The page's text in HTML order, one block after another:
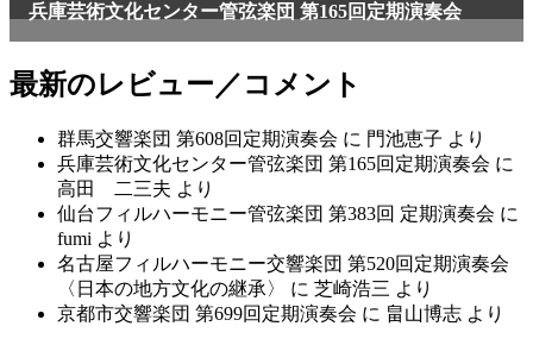
兵庫芸術文化センター管弦楽団 第165回定期演奏会
最新のレビュー／コメント
群馬交響楽団 第608回定期演奏会 に 門池恵子 より
兵庫芸術文化センター管弦楽団 第165回定期演奏会 に
高田 二三夫 より
仙台フィルハーモニー管弦楽団 第383回 定期演奏会 に
fumi より
名古屋フィルハーモニー交響楽団 第520回定期演奏会
〈日本の地方文化の継承〉
に 芝崎浩三 より
京都市交響楽団 第699回定期演奏会 に 畠山博志 より